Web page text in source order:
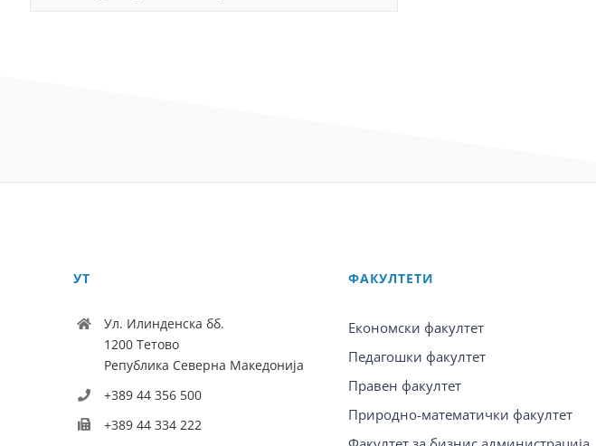
УТ
Ул. Илинденска бб.
1200 Тетово
Република Северна Македонија
+389 44 356 500
+389 44 334 222
ФАКУЛТЕТИ
Економски факултет
Педагошки факултет
Правен факултет
Природно-математички факултет